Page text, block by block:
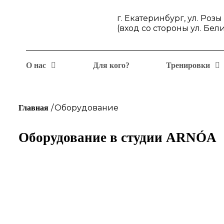
г. Екатеринбург, ул.
(вход со стороны ул.
О нас Для кого? Тренировки
Главная /Оборудование
Оборудование в студии ARNÓA